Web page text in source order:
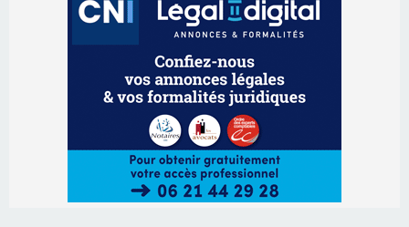
Les brèves
Ucciani – Marché des producteurs à Cruculi le
Corte – L’association A Nuciola organise une
projection sous les étoiles